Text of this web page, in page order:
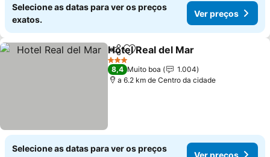
Selecione as datas para ver os preços
exatos.
Ver preços
PartilharAdicionar aos favoritos
Hotel Real del Mar
3 Estrelas
8,4 Muito boa
1.004
a 6.2 km de Centro da cidade
Selecione as datas para ver os preços
Ver preços